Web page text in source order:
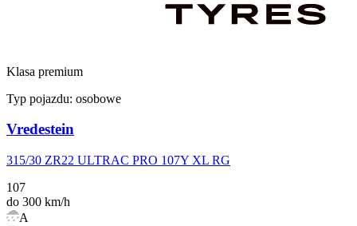
Klasa premium
Typ pojazdu: osobowe
Vredestein
315/30 ZR22 ULTRAC PRO 107Y XL RG
107
do 300 km/h
A